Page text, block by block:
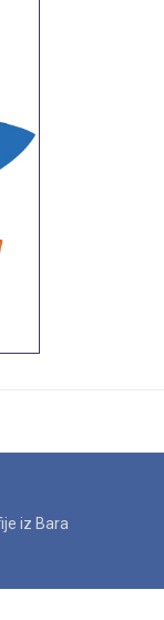
iz Bara